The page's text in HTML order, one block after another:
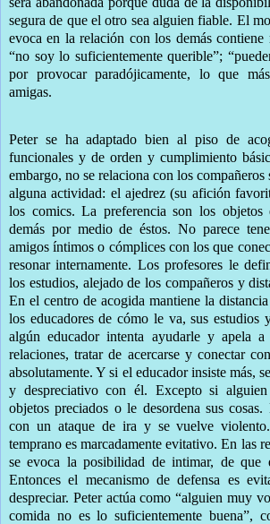
segura de que el otro sea alguien fiable. El
evoca en la relación con los demás contiene
“no soy lo suficientemente querible”;
por provocar paradójicamente, lo que
amigas.
Peter se ha adaptado bien al piso de
funcionales y de orden y cumplimiento
embargo, no se relaciona con los compañeros
alguna actividad: el ajedrez (su afición
los comics. La preferencia son los objetos
demás por medio de éstos. No parece
amigos íntimos o cómplices con los que
resonar internamente. Los profesores le
los estudios, alejado de los compañeros y
En el centro de acogida mantiene la
los educadores de cómo le va, sus estudios
algún educador intenta ayudarle y apela
relaciones, tratar de acercarse y conectar
absolutamente. Y si el educador insiste más,
y despreciativo con él. Excepto si
objetos preciados o le desordena sus cosas.
con un ataque de ira y se vuelve
temprano es marcadamente evitativo. En las
se evoca la posibilidad de intimar, de que
Entonces el mecanismo de defensa es
despreciar. Peter actúa como “alguien muy
comida no es lo suficientemente buena”,